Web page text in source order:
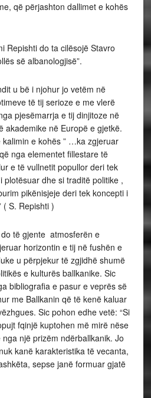
që përjashton dallimet e kohës
Repishti do ta cilësojë Stavro
së albanologjisë”.
u bë i njohur jo vetëm në
të tij serioze e me vlerë
pjesëmarrja e tij dinjitoze në
akademike në Europë e gjetkë.
e kohës ” …ka zgjeruar
nga elementet fillestare të
e të vullnetit popullor deri tek
plotësuar dhe si traditë politike ,
pikënisjeje deri tek koncepti i
( S. Repishti )
të gjente atmosferën e
horizontin e tij në fushën e
u përpjekur të zgjidhë shumë
e kulturës ballkanike. Sic
bibliografia e pasur e veprës së
me Ballkanin që të kenë kaluar
Sic pohon edhe vetë: “Si
fqinjë kuptohen më mirë nëse
një prizëm ndërballkanik. Jo
kanë karakteristika të vecanta,
sepse janë formuar gjatë